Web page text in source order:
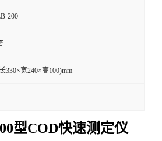
200
330×宽240×高100)mm
型COD快速测定仪